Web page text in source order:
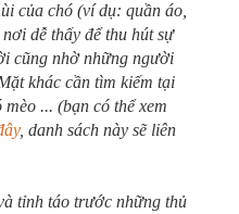
của chó (ví dụ: quần áo,
dễ thấy để thu hút sự
cũng nhờ những người
khác cần tìm kiếm tại
... (bạn có thể xem
, danh sách này sẽ liên
tỉnh táo trước những thủ